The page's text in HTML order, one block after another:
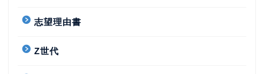
志望理由書
Z世代